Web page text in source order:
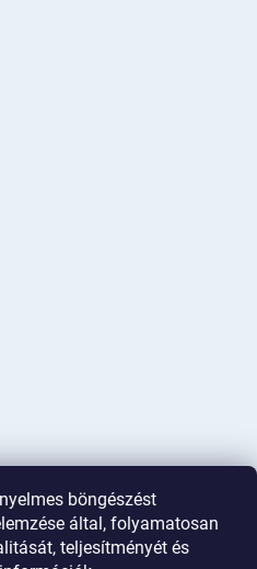
böngészést
által, folyamatosan
teljesítményét és